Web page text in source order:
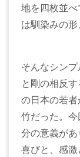
地を四枚並
は馴染みの形
そんなシン
と剛の相反
の日本の若
竹だった。
分の意義が
喜びと、感